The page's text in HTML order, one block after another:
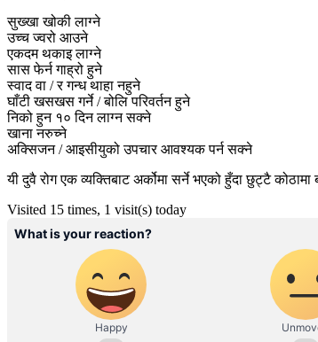
सुख्खा खोकी लाग्ने
उच्च ज्वरो आउने
एकदम थकाइ लाग्ने
सास फेर्न गाह्रो हुने
स्वाद वा / र गन्ध थाहा नहुने
घाँटी खसखस गर्ने / बोलि परिवर्तन हुने
निको हुन १० दिन लाग्न सक्ने
खाना नरुच्ने
अक्सिजन / आइसीयुको उपचार आवश्यक पर्न सक्ने
यी दुवै रोग एक व्यक्तिबाट अर्कोमा सर्ने भएको हुँदा छुट्टै
Visited 15 times, 1 visit(s) today